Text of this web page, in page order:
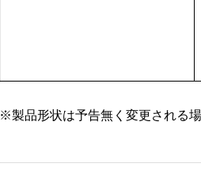
※製品形状は予告無く変更される